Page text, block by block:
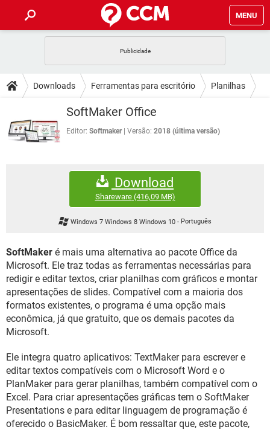
MENU
CELULAR FACEBOOK
EXCEL
INSTAGRAM GMAIL
DICAS
JOGOS
CELULAR
OUTLOOK
JOGOS WHATSAPP
EXCEL
GMAIL
FÓRUM
FACEBOOK
EXCEL
GMAIL
WHATSAPP
INSTAGRAM GMAIL
GUIA DE COMPRAS
Downloads Ferramentas para escritório Planilhas
SoftMaker Office
Editor: Softmaker Versão: 2018 (última versão)
Download
Shareware(416,09 MB)
Windows 7 Windows 8 Windows 10- Português
SoftMaker é mais uma alternativa ao pacote Office da
Microsoft. Ele traz todas as ferramentas necessárias para
redigir e editar textos, criar planilhas com gráficos e montar
apresentações de slides. Compatível com a maioria dos
formatos existentes, o programa é uma opção mais
econômica, já que gratuito, que os demais pacotes da
Microsoft.
Ele integra quatro aplicativos: TextMaker para escrever e
editar textos compatíveis com o Microsoft Word e o
PlanMaker para gerar planilhas, também compatível com o
Excel. Para criar apresentações gráficas tem o SoftMaker
Presentations e para editar linguagem de programação é
oferecido o BasicMaker. É bom ressaltar que, este pacote,